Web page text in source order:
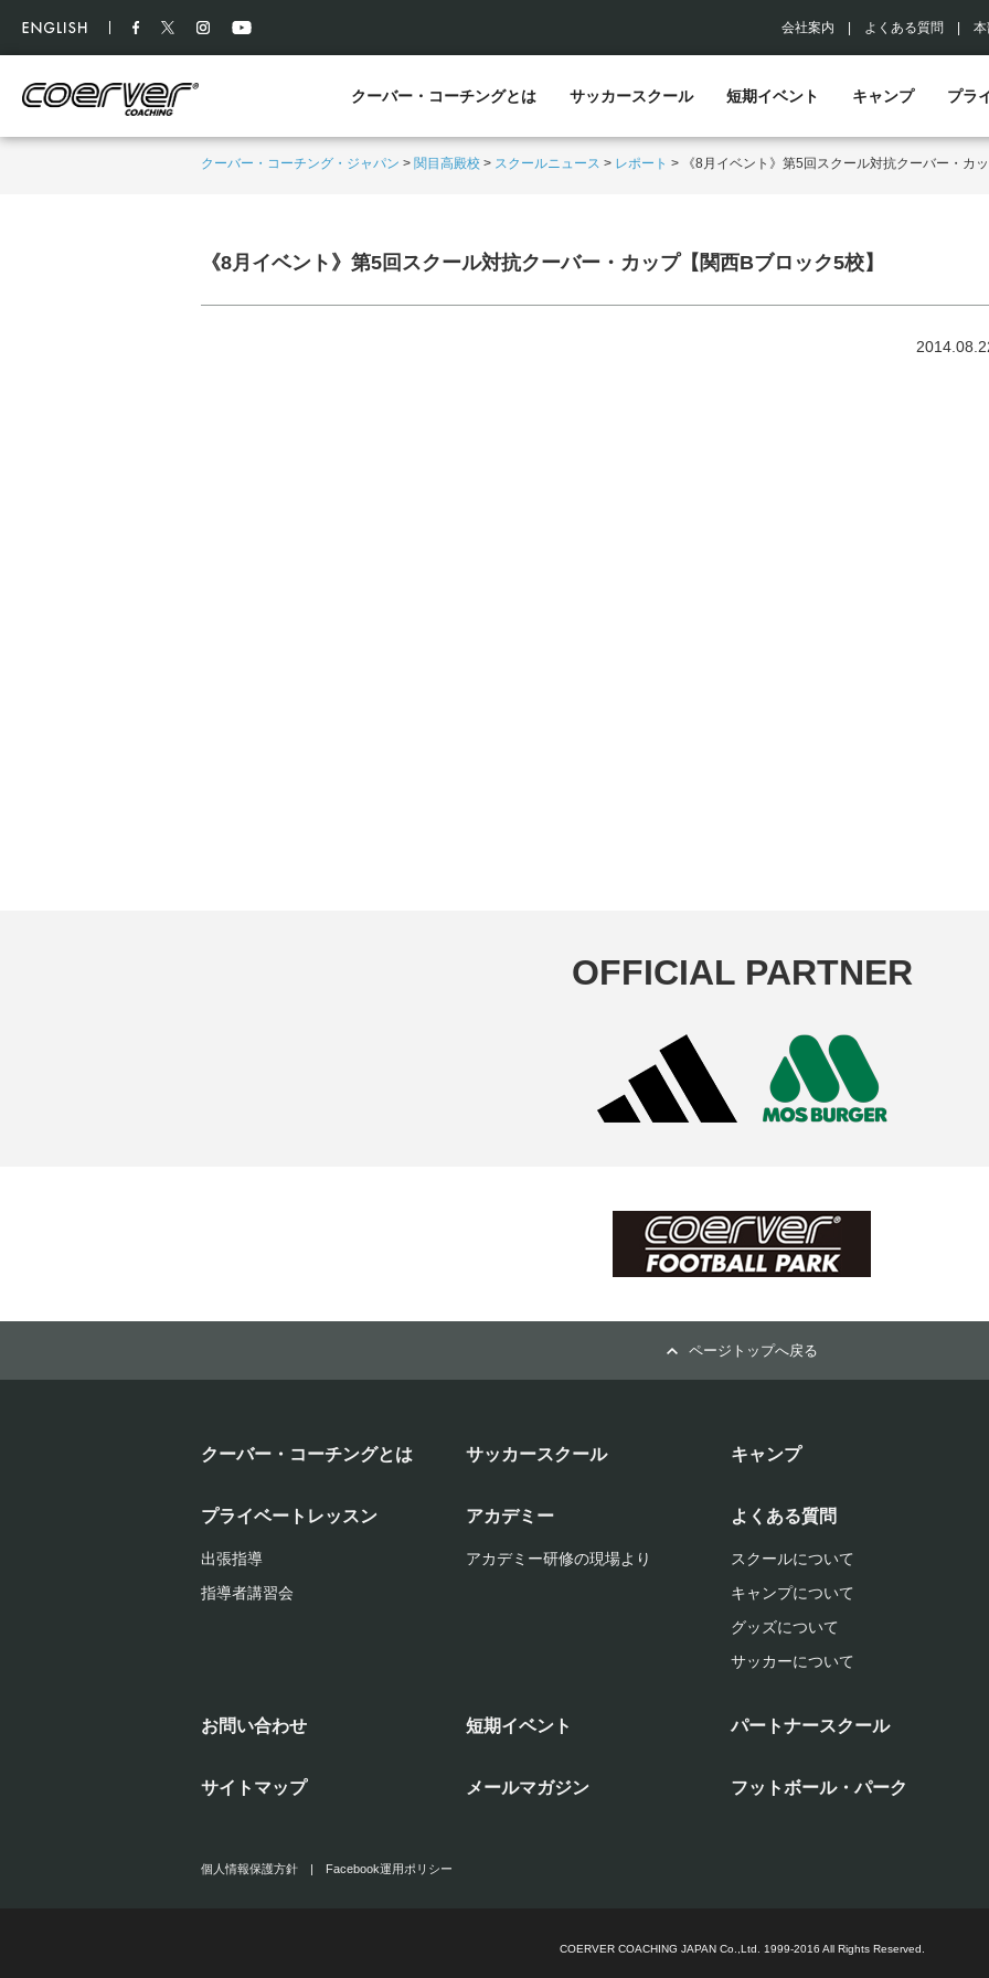
会社案内 よくある質問
クーバー・コーチングとは サッカースクール 短期イベント キャンプ プラ
クーバー・コーチング・ジャパン > 関目高殿校 > スクールニュース > レポート > 《8月イベント》第5回スクール対抗クーバー・カ
《8月イベント》第5回スクール対抗クーバー・カップ【関西Bブロック5校】
OFFICIAL PARTNER
ページトップへ戻る
クーバー・コーチングとは サッカースクール キャンプ
プライベートレッスン
出張指導
指導者講習会
アカデミー
アカデミー研修の現場より
よくある質問
スクールについて
キャンプについて
グッズについて
サッカーについて
お問い合わせ 短期イベント パートナースクール
サイトマップ メールマガジン フットボール・パーク
個人情報保護方針 | Facebook運用ポリシー
COERVER COACHING JAPAN Co.,Ltd. 1999-2016 All Rights Reserved.